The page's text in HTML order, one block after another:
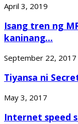
April 3, 2019
Isang tren ng
kaninang...
September 22, 2017
Tiyansa ni
May 3, 2017
Internet speed